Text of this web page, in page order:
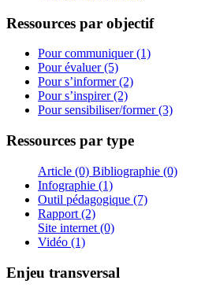
Ressources par objectif
Pour communiquer (1)
Pour évaluer (5)
Pour s’informer (2)
Pour s’inspirer (2)
Pour sensibiliser/former (3)
Ressources par type
Article (0) Bibliographie (0)
Infographie (1)
Outil pédagogique (7)
Rapport (2)
Site internet (0)
Vidéo (1)
Enjeu transversal